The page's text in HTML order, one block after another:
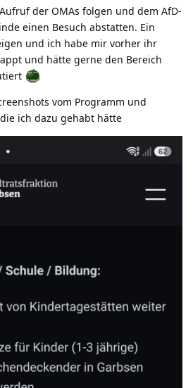
der OMAs folgen und dem AfD-
einen Besuch abstatten. Ein
und ich habe mir vorher ihr
und hätte gerne den Bereich
vom Programm und
ich dazu gehabt hätte